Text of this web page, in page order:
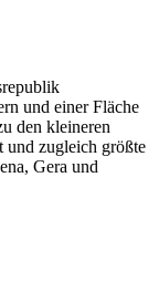
und einer Fläche
den kleineren
und zugleich größte
Gera und